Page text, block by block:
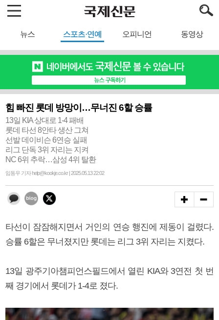
뉴스 스포츠·연예 오피니언 동영상
힘 빠진 롯데 방망이…무너진 6할 승률
13일 KIA 상대로 1-4 패배
롯데 타선 8안타 생산 그쳐
선발 데이비슨 6연승 실패
리그 단독 3위 자리는 지켜
NC 6위 추락…삼성 4위 탈환
임동우 기자 help@kookje.co.kr | 2025.05.13 22:02
타선이 잠잠해지면서 거인의 연승 행진에 제동이 걸렸다.
승률 6할은 무너졌지만 롯데는 리그 3위 자리는 지켰다.
13일 광주기아챔피언스필드에서 열린 KIA와 3연전 첫 번
째 경기에서 롯데가 1-4로 졌다.